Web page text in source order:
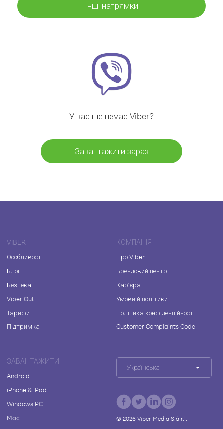
Інші напрямки
У вас ще немає Viber?
Завантажити зараз
VIBER
Особливості
Блог
Безпека
Viber Out
Тарифи
Підтримка
КОМПАНІЯ
Про Viber
Брендовий центр
Кар'єра
Умови й політики
Політика конфіденційності
Customer Complaints Code
ЗАВАНТАЖИТИ
Android
iPhone & iPad
Windows PC
Mac
Українська
© 2026Viber Media S.à r.l.